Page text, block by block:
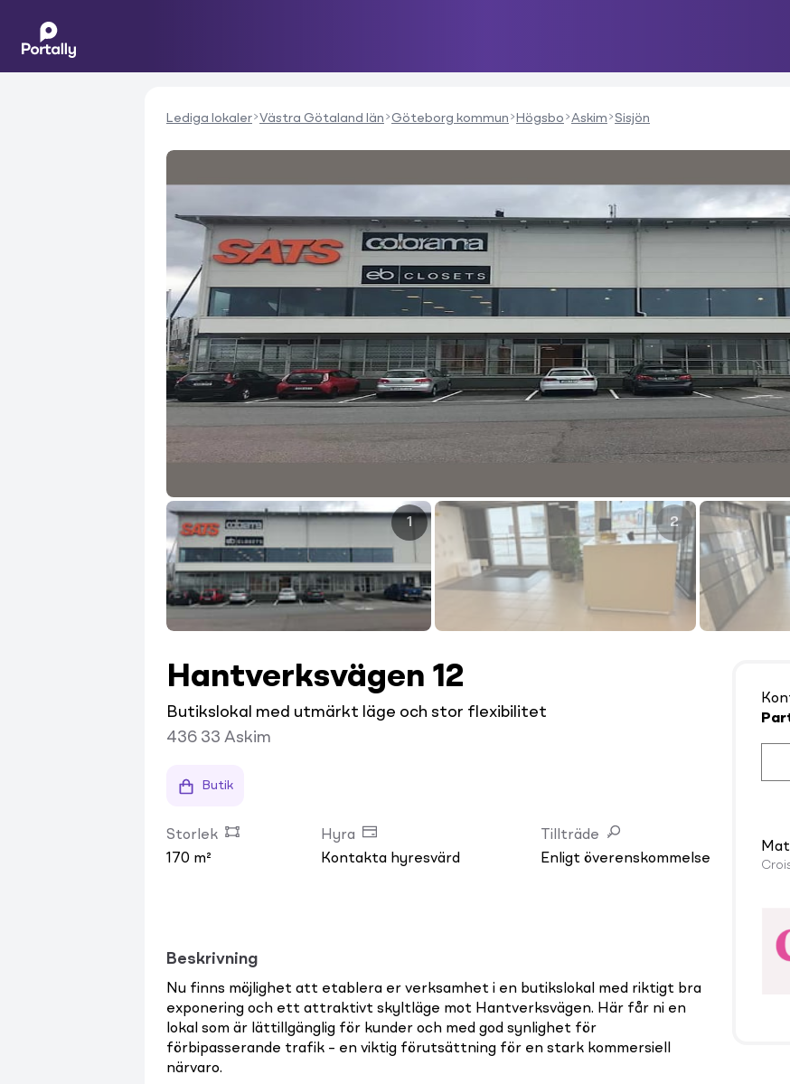
Lediga lokaler Västra Götaland län Göteborg kommun Högsbo Askim Sisjön
1 2
Hantverksvägen 12
Butikslokal med utmärkt läge och stor flexibilitet
436 33 Askim
Butik
Storlek
170 m²
Hyra
Kontakta hyresvärd
Tillträde
Enligt överenskommelse
Beskrivning
Nu finns möjlighet att etablera er verksamhet i en butikslokal med riktigt bra
exponering och ett attraktivt skyltläge mot Hantverksvägen. Här får ni en
lokal som är lättillgänglig för kunder och med god synlighet för
förbipasserande trafik – en viktig förutsättning för en stark kommersiell
närvaro.